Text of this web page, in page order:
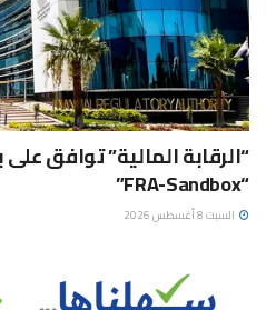
“الرقابة المالية” توافق
“FRA-Sandbox”
السبت 8 أغسطس 2026